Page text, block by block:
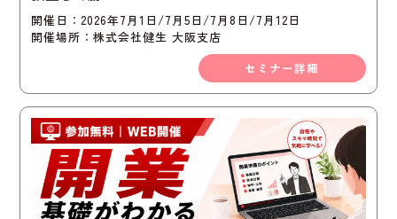
開催日：2026年7月1日/7月5日/7月8日/7月12日
開催場所：株式会社健生 大阪支店
セミナー詳細